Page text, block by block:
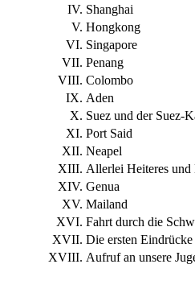
IV. Shanghai
V. Hongkong
VI. Singapore
VII. Penang
VIII. Colombo
IX. Aden
X. Suez und der Suez-
XI. Port Said
XII. Neapel
XIII. Allerlei Heiteres und
XIV. Genua
XV. Mailand
XVI. Fahrt durch die
XVII. Die ersten
XVIII. Aufruf an unsere